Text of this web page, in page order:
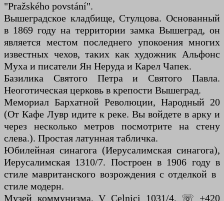
"Pražského povstání".
Вышеградское кладбище, Стулцова. Основанный
в 1869 году на территории замка Вышеград, он
является местом последнего упокоения многих
известных чехов, таких как художник Альфонс
Муха и писатели Ян Неруда и Карел Чапек.
Базилика Святого Петра и Святого Павла.
Неоготическая церковь в крепости Вышеград.
Мемориал Бархатной Революции, Народный 20
(От Кафе Лувр идите к реке. Вы войдете в арку и
через несколько метров посмотрите на стену
слева.). Простая латунная табличка.
Юбилейная синагога (Иерусалимская синагога),
Иерусалимская 1310/7. Построен в 1906 году в
стиле мавританского возрождения с отделкой в ​​
стиле модерн.
Музей коммунизма, V Celnici 1031/4, ☏ +420